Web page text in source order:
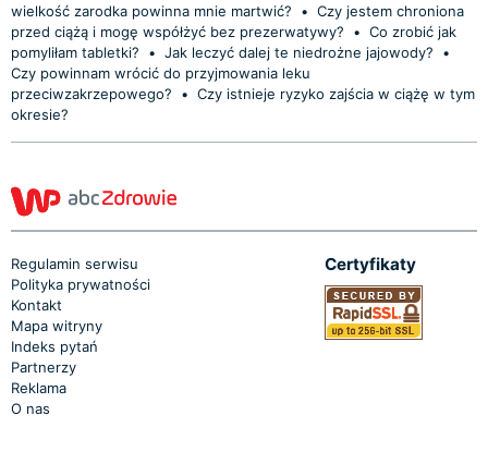
wielkość zarodka powinna mnie martwić?
• Czy jestem chroniona
przed ciążą i mogę współżyć bez prezerwatywy?
• Co zrobić jak
pomyliłam tabletki?
• Jak leczyć dalej te niedrożne jajowody?
•
Czy powinnam wrócić do przyjmowania leku
przeciwzakrzepowego?
• Czy istnieje ryzyko zajścia w ciążę w tym
okresie?
Regulamin serwisu
Polityka prywatności
Kontakt
Mapa witryny
Indeks pytań
Partnerzy
Reklama
O nas
Certyfikaty